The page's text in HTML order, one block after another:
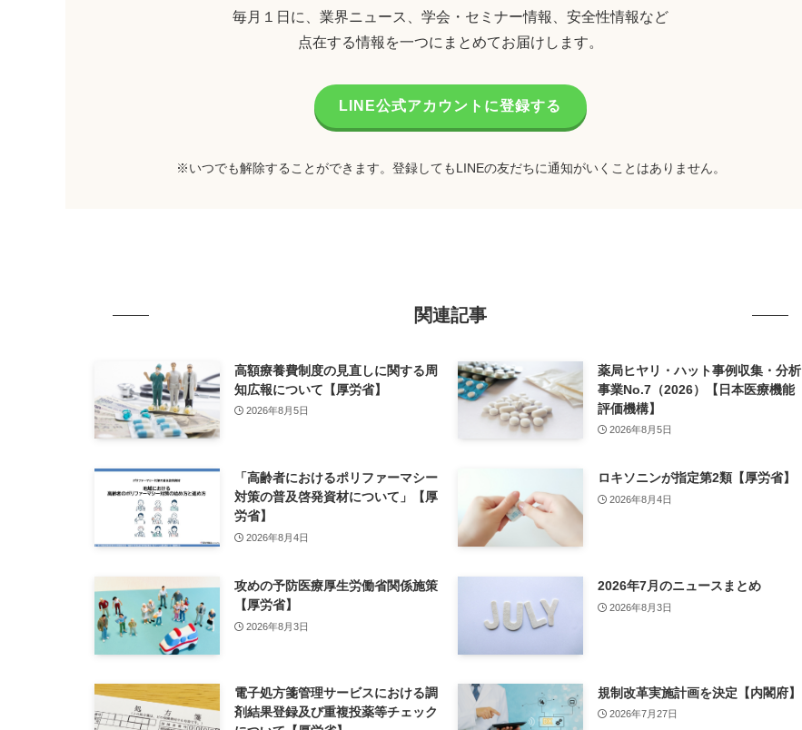
毎月１日に、業界ニュース、学会・セミナー情報、安全性情報など
点在する情報を一つにまとめてお届けします。
LINE公式アカウントに登録する
※いつでも解除することができます。登録してもLINEの友だちに通知がいくことはありません。
関連記事
高額療養費制度の見直しに関する周
知広報について【厚労省】
2026年8月5日
薬局ヒヤリ・ハット事例収集・分析
事業No.7（2026）【日本医療機能
評価機構】
2026年8月5日
「高齢者におけるポリファーマシー
対策の普及啓発資材について」【厚
労省】
2026年8月4日
ロキソニンが指定第2類【厚労省】
2026年8月4日
攻めの予防医療厚生労働省関係施策
【厚労省】
2026年8月3日
2026年7月のニュースまとめ
2026年8月3日
電子処方箋管理サービスにおける調
剤結果登録及び重複投薬等チェック
規制改革実施計画を決定【内閣府】
2026年7月27日